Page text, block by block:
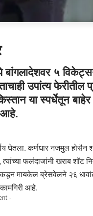
५
उपांत्य फेरीतील
या स्पर्धेतून
आहे.
घेतला. कर्णधार नजमुल होसैन
फलंदाजांनी खराब शॉट
मायकेल ब्रेसवेलने २६
आहे.
-